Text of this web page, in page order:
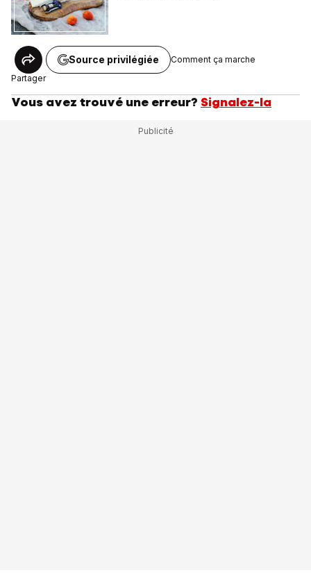
Partager
Source privilégiée Comment ça marche
Vous avez trouvé une erreur? Signalez-la